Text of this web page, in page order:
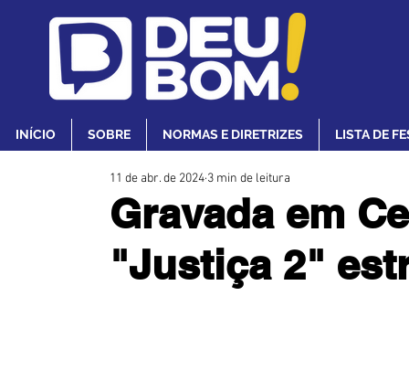
INÍCIO SOBRE NORMAS E DIRETRIZES LISTA DE
Gravada em
"Justiça 2"
11 de abr. de 2024 3 min de leitura